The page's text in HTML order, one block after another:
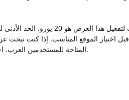
المتاحة للمستخدمين العرب. اختر طريقة السحب المناسبة، وأدخل المبلغ المطلوب، وتأكد من استيفاء جميع شروط السحب المطلوبة في الكازينو اون لاين.